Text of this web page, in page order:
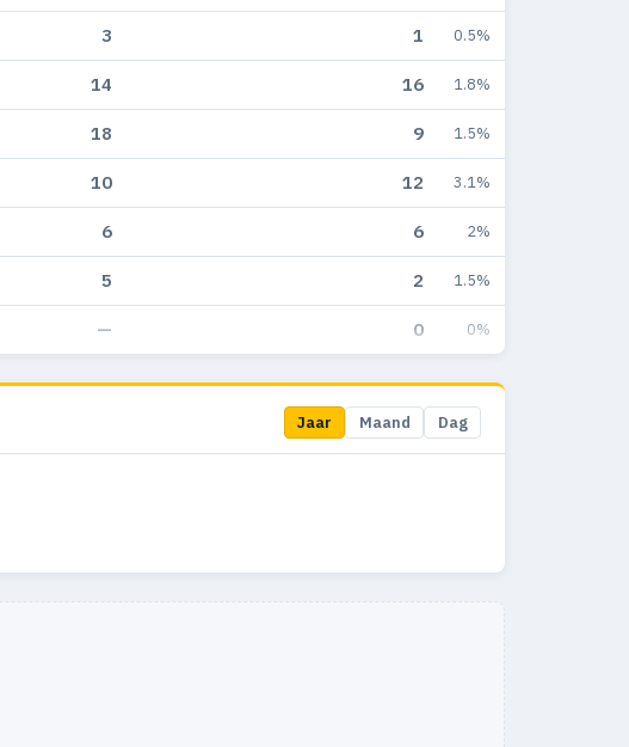
3 1 0.5%
14 16 1.8%
18 9 1.5%
10 12 3.1%
6 6 2%
5 2 1.5%
— 0 0%
Jaar Maand Dag